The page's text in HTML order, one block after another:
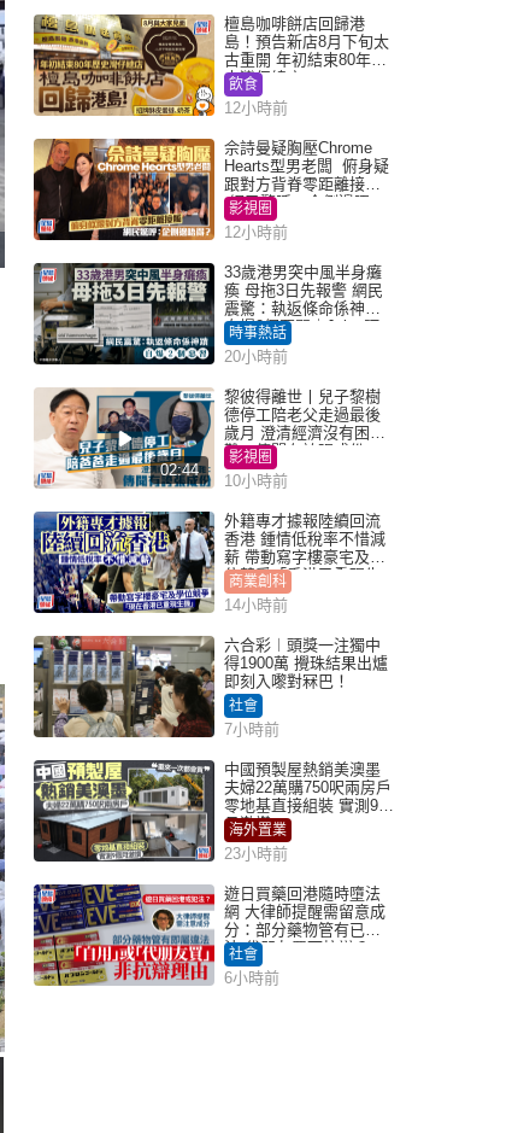
檀島咖啡餅店回歸港
島！預告新店8月下旬太
古重開 年初結束80年歷
史灣仔總店
飲食
12小時前
佘詩曼疑胸壓Chrome
Hearts型男老闆 俯身疑
跟對方背脊零距離接觸
網民驚呼：企側邊唔
得？
影視圈
12小時前
33歲港男突中風半身癱
瘓 母拖3日先報警 網民
震驚：執返條命係神蹟
自爆2個惡習｜Juicy叮
時事熱話
20小時前
02:44
黎彼得離世丨兒子黎樹
德停工陪老父走過最後
歲月 澄清經濟沒有困
難：傳聞有誇張成份
影視圈
10小時前
外籍專才據報陸續回流
香港 鍾情低稅率不惜減
薪 帶動寫字樓豪宅及學
位競爭「香港已重現生
機」
商業創科
14小時前
六合彩︱頭獎一注獨中
得1900萬 攪珠結果出爐
即刻入嚟對冧巴！
社會
7小時前
中國預製屋熱銷美澳墨
夫婦22萬購750呎兩房戶
零地基直接組裝 實測9個
月激讚
海外置業
23小時前
遊日買藥回港隨時墮法
網 大律師提醒需留意成
分：部分藥物管有已違
法 代朋友買可抗辯？
社會
6小時前